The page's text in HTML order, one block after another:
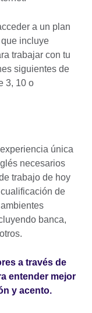
a un plan
incluye
trabajar con tu
siguientes de
3, 10 o
única
necesarios
trabajo de hoy
de
banca,
a través de
entender mejor
y acento.